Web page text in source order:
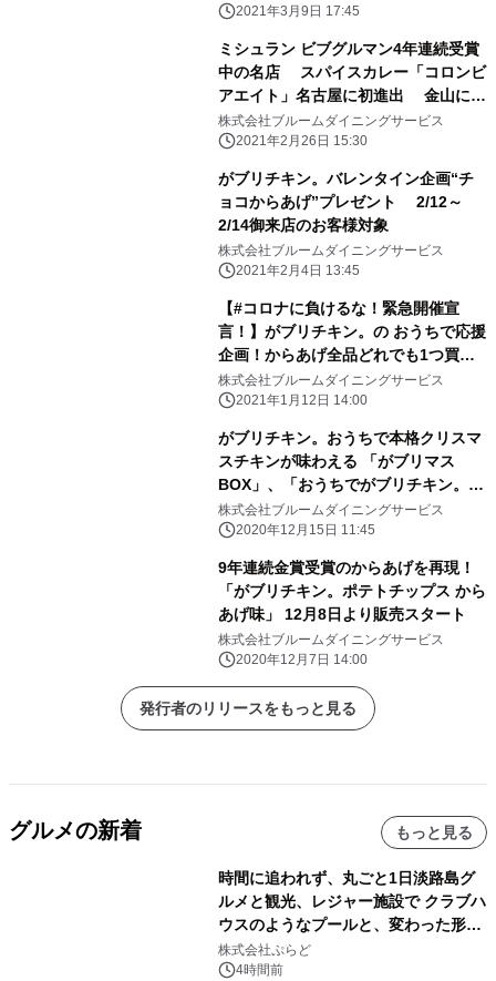
2021年3月9日 17:45
ミシュラン ビブグルマン4年連続受賞
中の名店 スパイスカレー「コロンビ
アエイト」名古屋に初進出 金山にオ
ープン
株式会社ブルームダイニングサービス
2021年2月26日 15:30
がブリチキン。バレンタイン企画“チ
ョコからあげ”プレゼント 2/12～
2/14御来店のお客様対象
株式会社ブルームダイニングサービス
2021年2月4日 13:45
【#コロナに負けるな！緊急開催宣
言！】がブリチキン。の おうちで応援
企画！からあげ全品どれでも1つ買う
と、 1つ無料「Buy1,Get1 Free!」
1/9(土)開始！！
株式会社ブルームダイニングサービス
2021年1月12日 14:00
がブリチキン。おうちで本格クリスマ
スチキンが味わえる 「がブリマス
BOX」、「おうちでがブリチキン。セ
ット」 予約販売実施中 ～クリスマ
スプレゼントが当たる SNSキャンペー
株式会社ブルームダイニングサービス
2020年12月15日 11:45
9年連続金賞受賞のからあげを再現！
「がブリチキン。ポテトチップス から
あげ味」 12月8日より販売スタート
株式会社ブルームダイニングサービス
2020年12月7日 14:00
発行者のリリースをもっと見る
グルメの新着 もっと見る
時間に追われず、丸ごと1日淡路島グ
ルメと観光、レジャー施設で クラブハ
ウスのようなプールと、変わった形の
サウナも 「THE BOXY AWAJI」のお
得な素泊まり連泊プランで
株式会社ぷらど
4時間前